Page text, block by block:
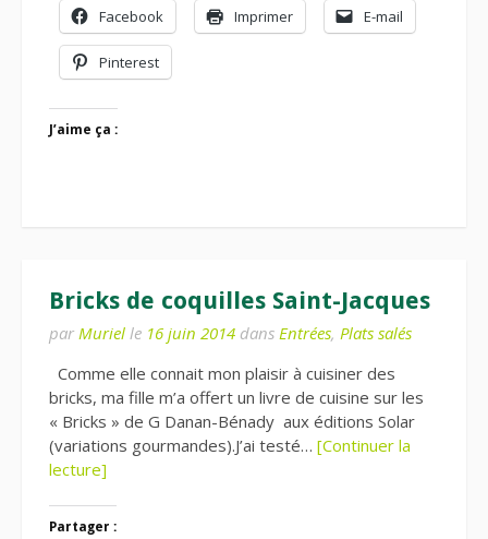
Facebook Imprimer E-mail
Pinterest
J’aime ça :
Bricks de coquilles Saint-Jacques
par Muriel le 16 juin 2014 dans Entrées, Plats salés
Comme elle connait mon plaisir à cuisiner des
bricks, ma fille m’a offert un livre de cuisine sur les
« Bricks » de G Danan-Bénady aux éditions Solar
(variations gourmandes).J’ai testé… [Continuer la
lecture]
Partager :